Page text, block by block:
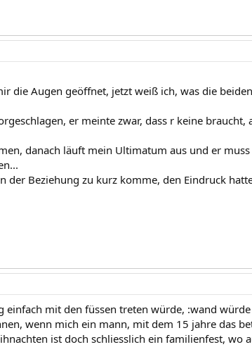
die Augen geöffnet, jetzt weiß ich, was die
er meinte zwar, dass r keine
danach läuft mein Ultimatum aus und er muss
der Beziehung zu kurz komme, den Eindruck
einfach mit den füssen treten würde, :wand
wenn mich ein mann, mit dem 15 jahre das
ist doch schliesslich ein familienfest, wo